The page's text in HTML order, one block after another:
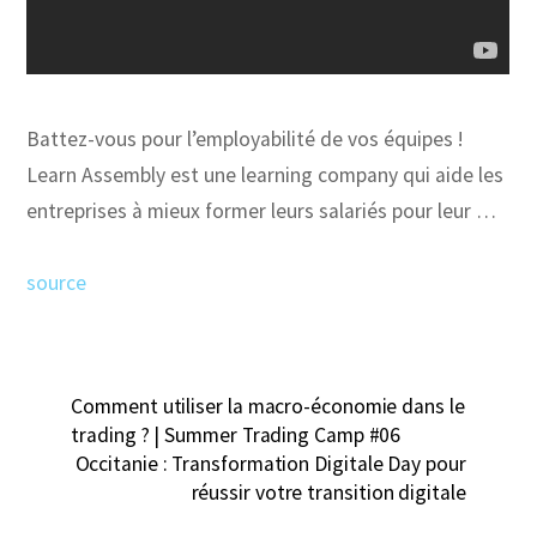
Battez-vous pour l’employabilité de vos équipes !
Learn Assembly est une learning company qui aide les
entreprises à mieux former leurs salariés pour leur …
source
Comment utiliser la macro-économie dans le
trading ? | Summer Trading Camp #06
Occitanie : Transformation Digitale Day pour
réussir votre transition digitale